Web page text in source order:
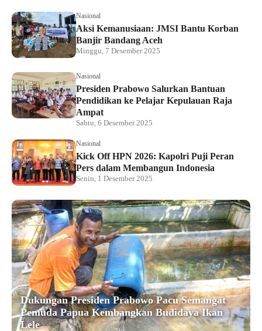
Nasional
Aksi Kemanusiaan: JMSI Bantu Korban
Banjir Bandang Aceh
Minggu, 7 Desember 2025
Nasional
Presiden Prabowo Salurkan Bantuan
Pendidikan ke Pelajar Kepulauan Raja
Ampat
Sabtu, 6 Desember 2025
Nasional
Kick Off HPN 2026: Kapolri Puji Peran
Pers dalam Membangun Indonesia
Senin, 1 Desember 2025
Dukungan Presiden Prabowo Pacu Semangat
Pemuda Papua Kembangkan Budidaya Ikan
Lele